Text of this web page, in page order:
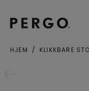
HJEM KLIKKBARE